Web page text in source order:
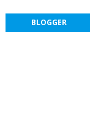
BLOGGER